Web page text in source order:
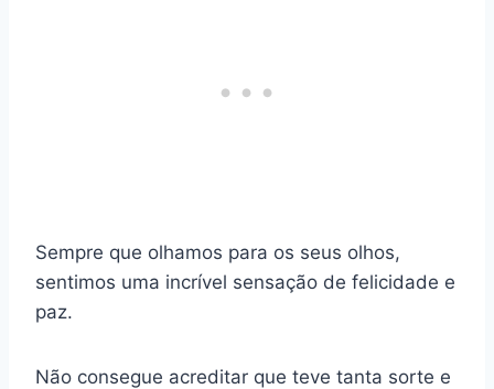
Sempre que olhamos para os seus olhos,
sentimos uma incrível sensação de felicidade e
paz.
Não consegue acreditar que teve tanta sorte e